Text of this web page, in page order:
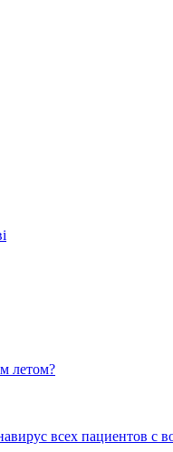
летом?
всех пациентов с